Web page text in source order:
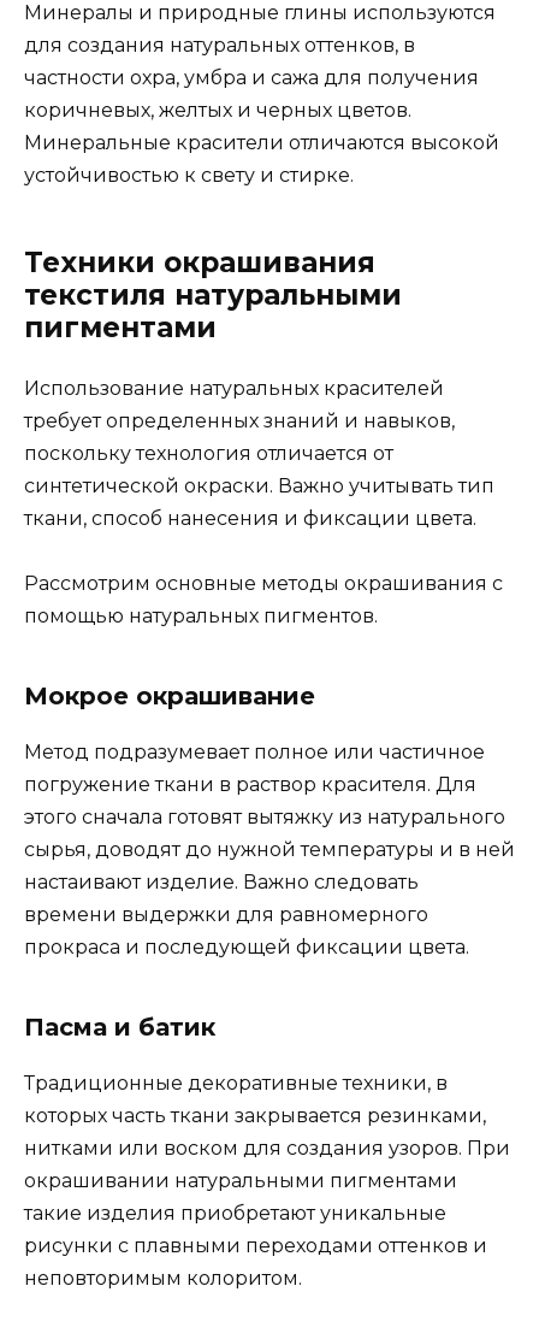
Минералы и природные глины используются
для создания натуральных оттенков, в
частности охра, умбра и сажа для получения
коричневых, желтых и черных цветов.
Минеральные красители отличаются высокой
устойчивостью к свету и стирке.
Техники окрашивания
текстиля натуральными
пигментами
Использование натуральных красителей
требует определенных знаний и навыков,
поскольку технология отличается от
синтетической окраски. Важно учитывать тип
ткани, способ нанесения и фиксации цвета.
Рассмотрим основные методы окрашивания с
помощью натуральных пигментов.
Мокрое окрашивание
Метод подразумевает полное или частичное
погружение ткани в раствор красителя. Для
этого сначала готовят вытяжку из натурального
сырья, доводят до нужной температуры и в ней
настаивают изделие. Важно следовать
времени выдержки для равномерного
прокраса и последующей фиксации цвета.
Пасма и батик
Традиционные декоративные техники, в
которых часть ткани закрывается резинками,
нитками или воском для создания узоров. При
окрашивании натуральными пигментами
такие изделия приобретают уникальные
рисунки с плавными переходами оттенков и
неповторимым колоритом.